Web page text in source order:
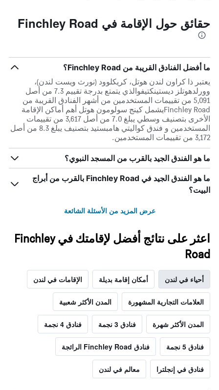
حقائق حول الإقامة في Finchley Road
ما أفضل الفنادق القريبة من Finchley Road؟
يعتبر ذا كراون لندن هوتل، كريكلوود (نورث ويست لندن)،
وورلدهوتلز ديستينكتيفوالذي يتمتع بدرجة تقييم 7.3 من أصل
5,091 من تقييمات المستخدمين من أشهر الفنادق القريبة من
Finchley Roadيشمل كينج سولومون هوتل أهم أماكن الإقامة
الأخرى بتصنيف وسطي يبلغ 7.0 من أصل 3,617 من تقييمات
المستخدمين و فندق كواليتي هامبستيد بتصنيف يبلغ 8.3 من أصل
3,172 من تقييمات المستخدمين.
ما هو الفندق الجيد بالقرب من المسجد النبوي؟
ما هو الفندق الجيد في Finchley Road بالقرب من أبراج
البيت؟
عرض المزيد من الأسئلة الشائعة
اعثر على نتائج أفضل لإقامتك في Finchley
Road
أحياء في لندن أمكان إقامة بديلة الإقامات في لندن
العلامات التجارية المشهورة المدن الأكثر شعبية
المدن الأكثر شهرة فنادق 3 نجمة فنادق 4 نجمة
فنادق 5 نجمة فنادق Finchley Road الرائجة
فنادق في إنجلترا معالم في لندن